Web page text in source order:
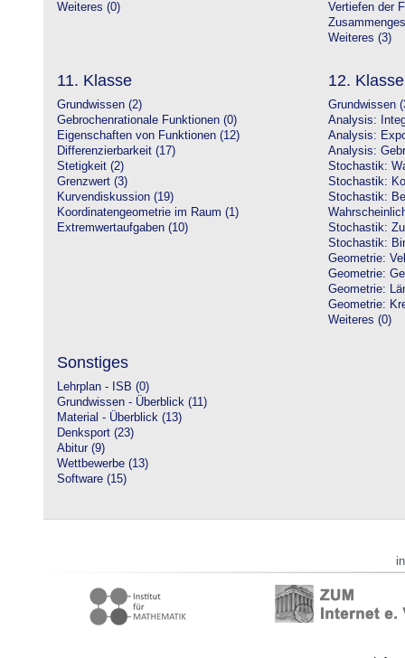
Weiteres (0)
Vertiefen der
Weiteres (3)
11. Klasse
Grundwissen (2)
Gebrochenrationale Funktionen (0)
Eigenschaften von Funktionen (12)
Differenzierbarkeit (17)
Stetigkeit (2)
Grenzwert (3)
Kurvendiskussion (19)
Koordinatengeometrie im Raum (1)
Extremwertaufgaben (10)
12. Klasse
Grundwissen
Analysis:
Analysis:
Analysis:
Stochastik:
Stochastik:
Stochastik:
Stochastik:
Stochastik:
Geometrie:
Geometrie:
Geometrie:
Geometrie:
Weiteres (0)
Sonstiges
Lehrplan - ISB (0)
Grundwissen - Überblick (11)
Material - Überblick (13)
Denksport (23)
Abitur (9)
Wettbewerbe (13)
Software (15)